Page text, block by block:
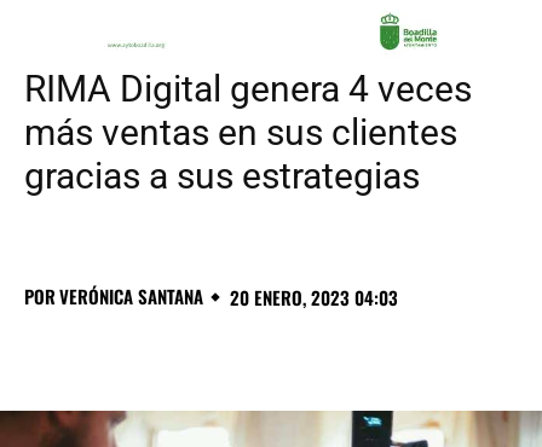
RIMA Digital genera 4 veces
más ventas en sus clientes
gracias a sus estrategias
PORVERÓNICA SANTANA 20 ENERO, 2023 04:03